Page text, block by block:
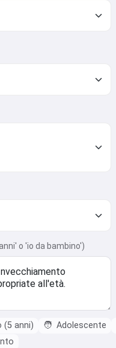
o 'io da bambino')
(5 anni) 🧑 Adolescente